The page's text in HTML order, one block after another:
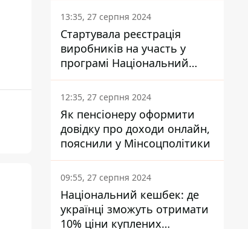
13:35, 27 серпня 2024
Стартувала реєстрація
виробників на участь у
програмі Національний
кешбек: як це зробити
через портал Дія
12:35, 27 серпня 2024
Як пенсіонеру оформити
довідку про доходи онлайн,
пояснили у Мінсоцполітики
09:55, 27 серпня 2024
Національний кешбек: де
українці зможуть отримати
10% ціни куплених